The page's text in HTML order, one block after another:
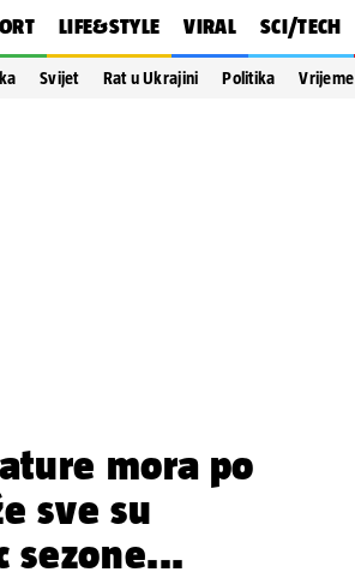
LIFE&STYLE VIRAL SCI/TECH
Svijet Rat u Ukrajini Politika Vrijeme
mora po
sve su
sezone...